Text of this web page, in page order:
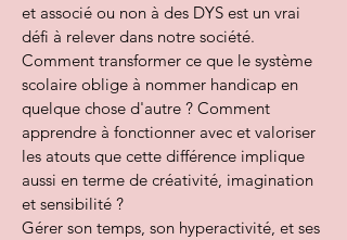
et associé ou non à des DYS est un vrai
défi à relever dans notre société.
Comment transformer ce que le système
scolaire oblige à nommer handicap en
quelque chose d'autre ? Comment
apprendre à fonctionner avec et valoriser
les atouts que cette différence implique
aussi en terme de créativité, imagination
et sensibilité ?
Gérer son temps, son hyperactivité, et ses